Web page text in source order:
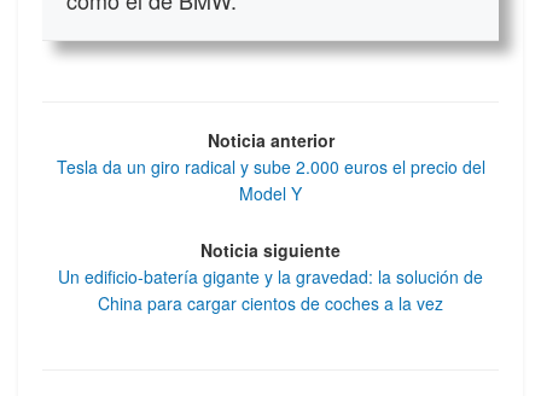
Noticia anterior
Tesla da un giro radical y sube 2.000 euros el precio del
Model Y
Noticia siguiente
Un edificio-batería gigante y la gravedad: la solución de
China para cargar cientos de coches a la vez